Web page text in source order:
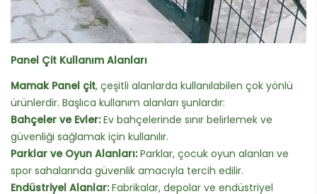
Panel Çit Kullanım Alanları
Mamak Panel çit, çeşitli alanlarda kullanılabilen çok yönlü
ürünlerdir. Başlıca kullanım alanları şunlardır:
Bahçeler ve Evler:Ev bahçelerinde sınır belirlemek ve
güvenliği sağlamak için kullanılır.
Parklar ve Oyun Alanları:Parklar, çocuk oyun alanları ve
spor sahalarında güvenlik amacıyla tercih edilir.
Endüstriyel Alanlar:Fabrikalar, depolar ve endüstriyel